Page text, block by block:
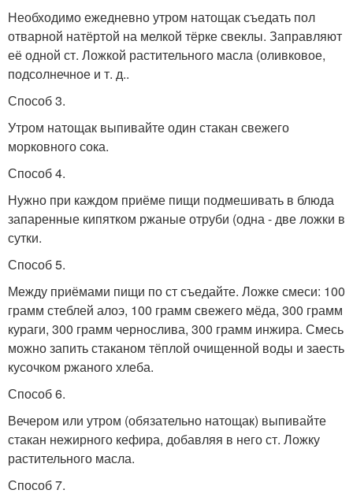
Необходимо ежедневно утром натощак съедать пол
отварной натёртой на мелкой тёрке свеклы. Заправляют
её одной ст. Ложкой растительного масла (оливковое,
подсолнечное и т. д..
Способ 3.
Утром натощак выпивайте один стакан свежего
морковного сока.
Способ 4.
Нужно при каждом приёме пищи подмешивать в блюда
запаренные кипятком ржаные отруби (одна - две ложки в
сутки.
Способ 5.
Между приёмами пищи по ст съедайте. Ложке смеси: 100
грамм стеблей алоэ, 100 грамм свежего мёда, 300 грамм
кураги, 300 грамм чернослива, 300 грамм инжира. Смесь
можно запить стаканом тёплой очищенной воды и заесть
кусочком ржаного хлеба.
Способ 6.
Вечером или утром (обязательно натощак) выпивайте
стакан нежирного кефира, добавляя в него ст. Ложку
растительного масла.
Способ 7.